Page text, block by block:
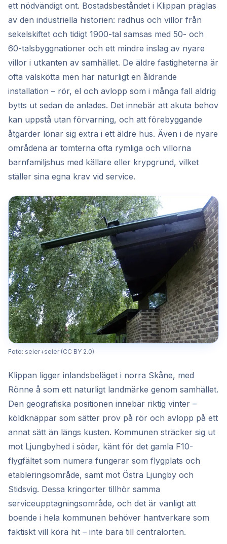
ett nödvändigt ont. Bostadsbeståndet i Klippan präglas
av den industriella historien: radhus och villor från
sekelskiftet och tidigt 1900-tal samsas med 50- och
60-talsbyggnationer och ett mindre inslag av nyare
villor i utkanten av samhället. De äldre fastigheterna är
ofta välskötta men har naturligt en åldrande
installation – rör, el och avlopp som i många fall aldrig
bytts ut sedan de anlades. Det innebär att akuta behov
kan uppstå utan förvarning, och att förebyggande
åtgärder lönar sig extra i ett äldre hus. Även i de nyare
områdena är tomterna ofta rymliga och villorna
barnfamiljshus med källare eller krypgrund, vilket
ställer sina egna krav vid service.
Foto: seier+seier (CC BY 2.0)
Klippan ligger inlandsbeläget i norra Skåne, med
Rönne å som ett naturligt landmärke genom samhället.
Den geografiska positionen innebär riktig vinter –
köldknäppar som sätter prov på rör och avlopp på ett
annat sätt än längs kusten. Kommunen sträcker sig ut
mot Ljungbyhed i söder, känt för det gamla F10-
flygfältet som numera fungerar som flygplats och
etableringsområde, samt mot Östra Ljungby och
Stidsvig. Dessa kringorter tillhör samma
serviceupptagningsområde, och det är vanligt att
boende i hela kommunen behöver hantverkare som
faktiskt vill köra hit – inte bara till centralorten.